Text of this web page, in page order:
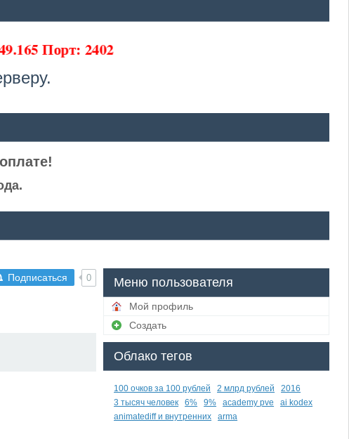
Порт: 2402
Подписаться 0 Меню пользователя
Мой профиль
Создать
Облако тегов
100 очков за 100 рублей 2 млрд рублей
2016
3 тысяч человек
6% 9% academy pve
ai kodex
animatediff и внутренних
arma